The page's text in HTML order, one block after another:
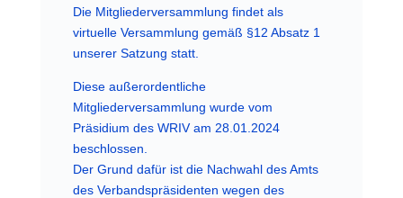
Die Mitgliederversammlung findet als
virtuelle Versammlung gemäß §12 Absatz 1
unserer Satzung statt.
Diese außerordentliche
Mitgliederversammlung wurde vom
Präsidium des WRIV am 28.01.2024
beschlossen.
Der Grund dafür ist die Nachwahl des Amts
des Verbandspräsidenten wegen des